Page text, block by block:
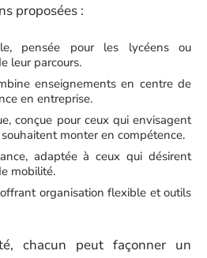
proposées :
pensée pour les lycéens ou
leur parcours.
enseignements en centre de
en entreprise.
conçue pour ceux qui envisagent
monter en compétence.
adaptée à ceux qui désirent
mobilité.
organisation flexible et outils
chacun peut façonner un